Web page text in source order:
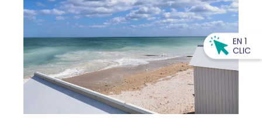
EN 1
CLIC